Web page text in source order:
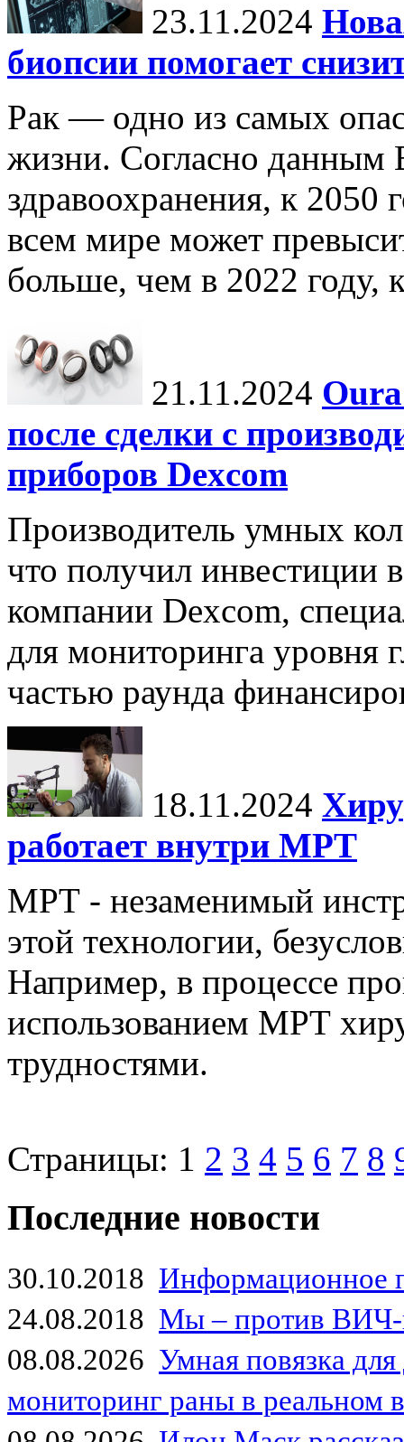
23.11.2024
биопсии помогает
Рак — одно из самых
жизни. Согласно данным
здравоохранения, к 2050
всем мире может
больше, чем в 2022 году,
21.11.2024
после сделки с
приборов Dexcom
Производитель умных
что получил инвестиции
компании Dexcom,
для мониторинга уровня
частью раунда
18.11.2024
работает внутри МРТ
МРТ - незаменимый
этой технологии,
Например, в процессе
использованием МРТ
трудностями.
Страницы: 1 2 3 4 5 6 7 8
Последние новости
30.10.2018 Информационное
24.08.2018 Мы – против
08.08.2026 Умная повязка
мониторинг раны в реальном